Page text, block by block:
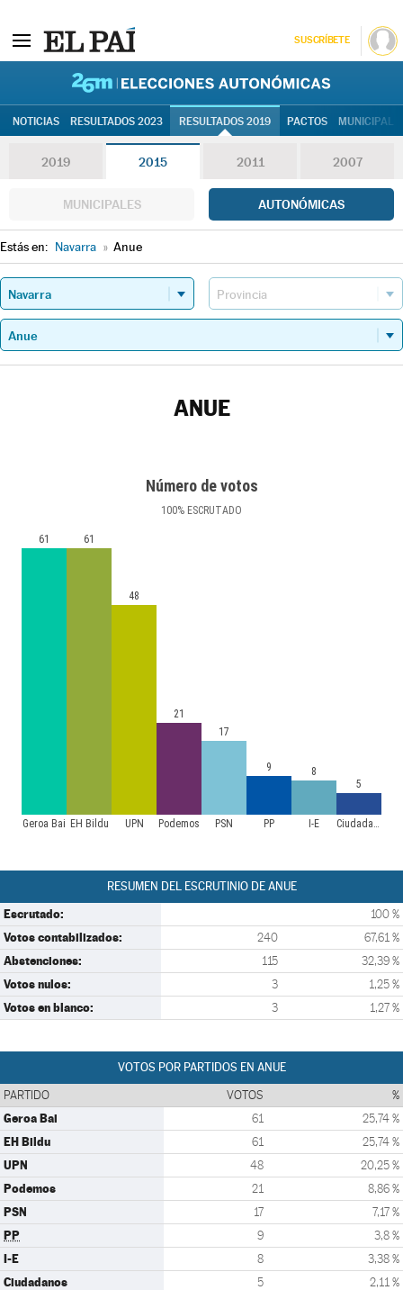
SUSCRÍBETE
NOTICIAS RESULTADOS 2023 RESULTADOS 2019 PACTOS
2019 2015 2011 2007
MUNICIPALES AUTONÓMICAS
Estás en: Navarra » Anue
ANUE
Número de votos
100% ESCRUTADO
Geroa Bai EH Bildu UPN Podemos PSN PP I-E Ciudadanos
61 61
48
21
17
9
8
5
RESUMEN DEL ESCRUTINIO DE ANUE
Escrutado: 100 %
Votos contabilizados: 240 67,61 %
Abstenciones: 115 32,39 %
Votos nulos: 3 1,25 %
Votos en blanco: 3 1,27 %
VOTOS POR PARTIDOS EN ANUE
PARTIDO VOTOS %
Geroa Bai 61 25,74 %
EH Bildu 61 25,74 %
UPN 48 20,25 %
Podemos 21 8,86 %
PSN 17 7,17 %
PP 9 3,8 %
I-E 8 3,38 %
Ciudadanos 5 2,11 %